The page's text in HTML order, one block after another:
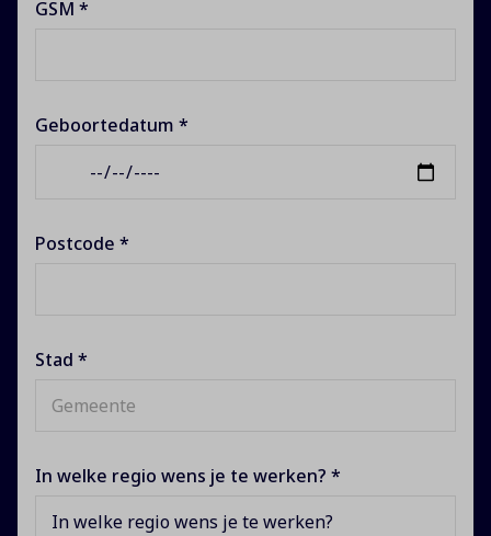
GSM *
Geboortedatum *
Postcode *
Stad *
In welke regio wens je te werken? *
In welke regio wens je te werken?